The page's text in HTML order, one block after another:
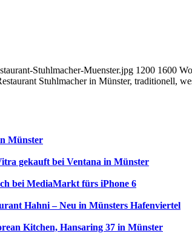
Stuhlmacher-Muenster.jpg 1200 1600
Stuhlmacher in Münster, traditionell,
Münster
gekauft bei Ventana in Münster
bei MediaMarkt fürs iPhone 6
Hahni – Neu in Münsters Hafenviertel
Kitchen, Hansaring 37 in Münster